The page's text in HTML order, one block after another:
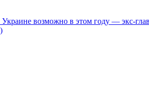
возможно в этом году — экс-